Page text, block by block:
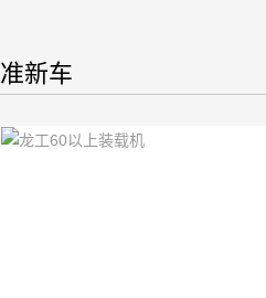
准新车